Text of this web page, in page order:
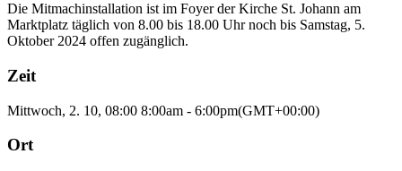
Die Mitmachinstallation ist im Foyer der Kirche St. Johann am
Marktplatz täglich von 8.00 bis 18.00 Uhr noch bis Samstag, 5.
Oktober 2024 offen zugänglich.
Zeit
Mittwoch, 2. 10, 08:00 8:00am - 6:00pm(GMT+00:00)
Ort